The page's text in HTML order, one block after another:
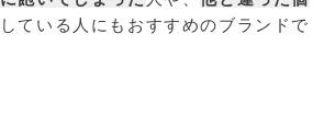
ている人にもおすすめのブランドで